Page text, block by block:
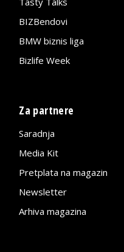
BIZBendovi
BMW biznis liga
Bizlife Week
Za partnere
Saradnja
Media Kit
Pretplata na magazin
Newsletter
Arhiva magazina